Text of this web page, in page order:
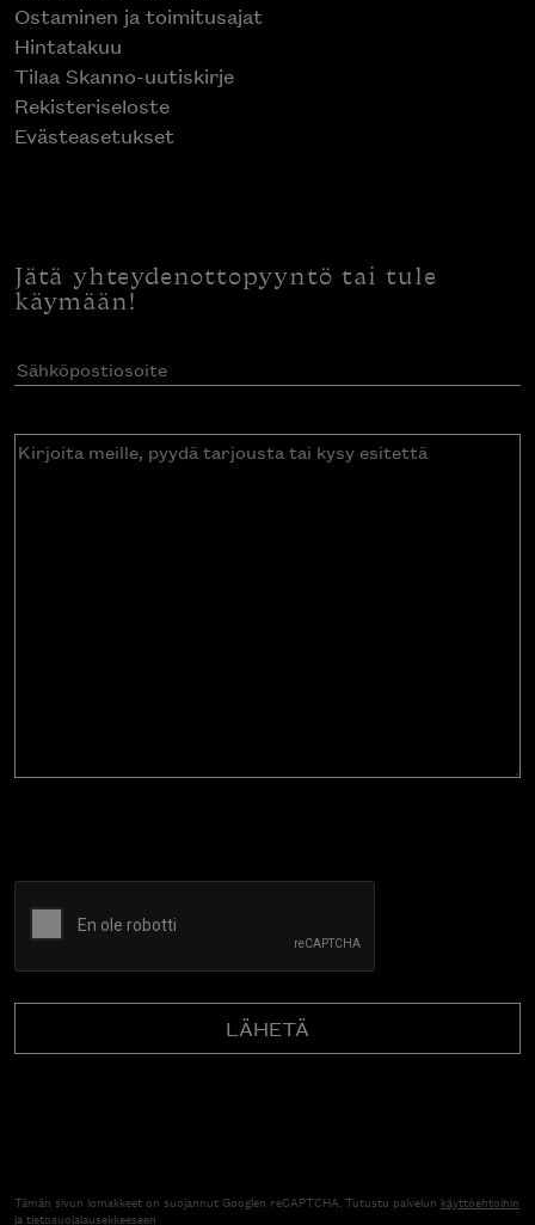
Ostaminen ja toimitusajat
Hintatakuu
Tilaa Skanno-uutiskirje
Rekisteriseloste
Evästeasetukset
Jätä yhteydenottopyyntö tai tule
käymään!
Sähköpostiosoite(Pakollinen)
Kirjoita
Tämän sivun lomakkeet on suojannut Googlen reCAPTCHA. Tutustu palvelun käyttöehtoihin
jatietosuojalausekkeeseen